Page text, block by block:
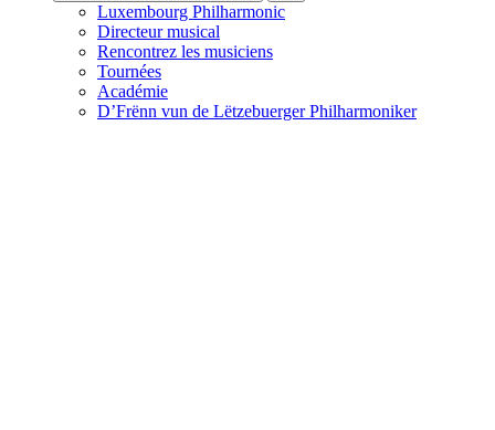
Luxembourg Philharmonic
Directeur musical
Rencontrez les musiciens
Tournées
Académie
D’Frënn vun de Lëtzebuerger Philharmoniker